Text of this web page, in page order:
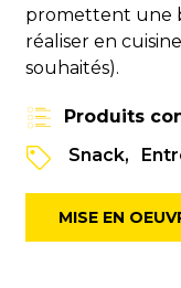
promettent une
réaliser en
souhaités).
Produits
Snack
MISE EN